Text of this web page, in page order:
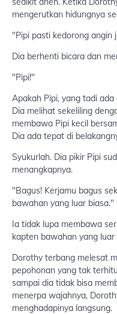
mengerutkan hidungnya
"Pipi pasti kedorong angin
Dia berhenti bicara dan
"Pipi!"
Apakah Pipi, yang tadi
Dia melihat sekeliling
membawa Pipi kecil
Dia ada tepat di
Syukurlah. Dia pikir Pipi
menangkapnya.
"Bagus! Kerjamu bagus
bawahan yang luar biasa."
Ia tidak lupa membawa
kapten bawahan yang luar
Dorothy terbang melesat
pepohonan yang tak
sampai dia tidak bisa
menerpa wajahnya,
menghadapinya langsung.